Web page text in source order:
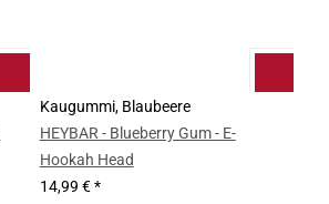
Kaugummi, Blaubeere
HEYBAR - Blueberry Gum - E-
Hookah Head
14,99 €*